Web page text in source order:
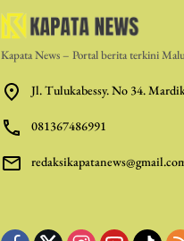
Kapata News – Portal berita terkini
Jl. Tulukabessy. No 34.
081367486991